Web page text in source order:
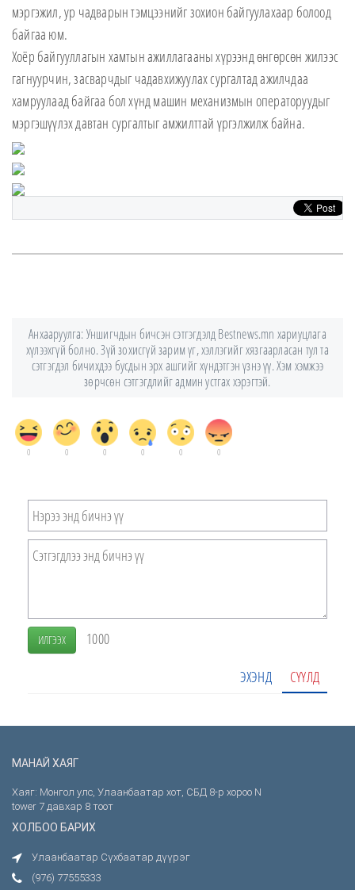
мэргэжил, ур чадварын тэмцээнийг зохион байгуулахаар болоод
байгаа юм.
Хоёр байгууллагын хамтын ажиллагааны хүрээнд өнгөрсөн жилээс
гагнуурчин, засварчдыг чадавхижуулах сургалтад ажилчдаа
хамруулаад байгаа бол хүнд машин механизмын операторуудыг
мэргэшүүлэх давтан сургалтыг амжилттай үргэлжилж байна.
Анхааруулга: Уншигчдын бичсэн сэтгэгдэлд Bestnews.mn хариуцлага
хүлээхгүй болно. Зүй зохисгүй зарим үг, хэллэгийг хязгаарласан тул та
сэтгэгдэл бичихдээ бусдын эрх ашгийг хүндэтгэн үзнэ үү. Хэм хэмжээ
зөрчсөн сэтгэгдлийг админ устгах хэрэгтэй.
0 0 0 0 0 0
ИЛГЭЭХ 1000
ЭХЭНД СҮҮЛД
МАНАЙ ХАЯГ
Хаяг: Монгол улс, Улаанбаатар хот, СБД 8-р хороо N
tower 7 давхар 8 тоот
ХОЛБОО БАРИХ
Улаанбаатар Сүхбаатар дүүрэг
(976) 77555333